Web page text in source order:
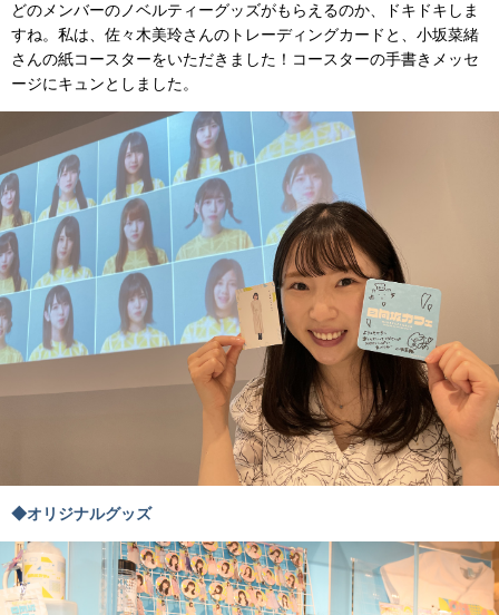
どのメンバーのノベルティーグッズがもらえるのか、ドキドキしま
すね。私は、佐々木美玲さんのトレーディングカードと、小坂菜緒
さんの紙コースターをいただきました！コースターの手書きメッセ
ージにキュンとしました。
◆オリジナルグッズ